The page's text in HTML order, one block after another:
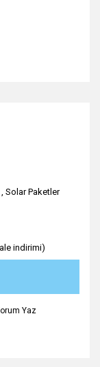
,Solar Paketler
indirimi)
Yaz